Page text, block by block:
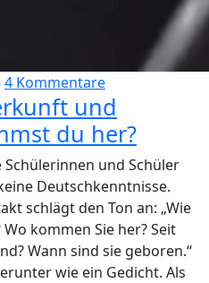
4 Kommentare
und
du her?
und Schüler
Deutschkenntnisse.
schlägt den Ton an: „Wie
kommen Sie her? Seit
Wann sind sie geboren.“
wie ein Gedicht. Als